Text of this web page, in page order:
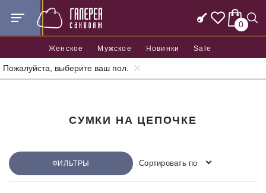
0
Женское Мужское Новинки Sale
Пожалуйста, выберите ваш пол.
Главная Женские сумки Сумки на цепочке
СУМКИ НА ЦЕПОЧКЕ
ФИЛЬТРЫ Сортировать по